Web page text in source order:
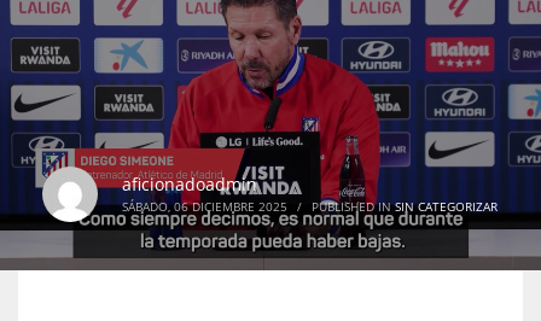
aficionadoadmin
SÁBADO, 06 DICIEMBRE 2025 / PUBLISHED INSIN CATEGORIZAR